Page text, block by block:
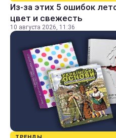
Из-за этих 5 ошибок
цвет и свежесть
10 августа 2026, 11:36